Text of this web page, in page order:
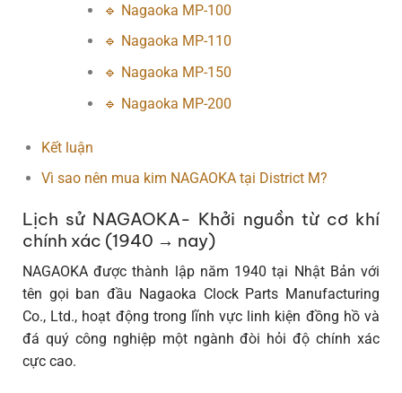
🔹 Nagaoka MP-100
🔹 Nagaoka MP-110
🔹 Nagaoka MP-150
🔹 Nagaoka MP-200
Kết luận
Vì sao nên mua kim NAGAOKA tại District M?
Lịch sử NAGAOKA- Khởi nguồn từ cơ khí
chính xác (1940 → nay)
NAGAOKA được thành lập năm 1940 tại Nhật Bản với
tên gọi ban đầu Nagaoka Clock Parts Manufacturing
Co., Ltd., hoạt động trong lĩnh vực linh kiện đồng hồ và
đá quý công nghiệpmột ngành đòi hỏi độ chính xác
cực cao.